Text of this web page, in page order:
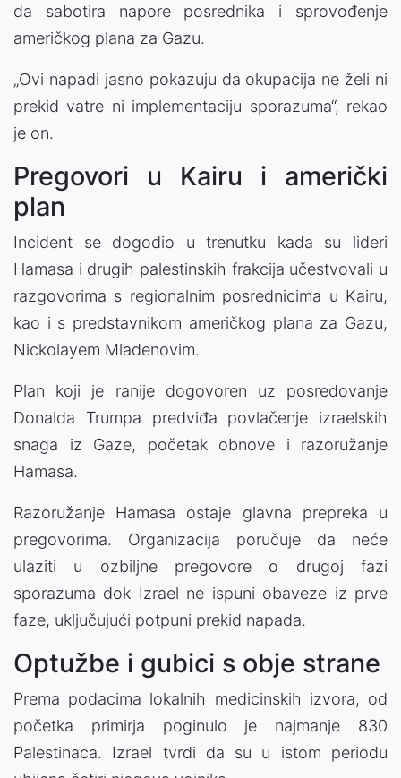
da sabotira napore posrednika i sprovođenje
američkog plana za Gazu.
„Ovi napadi jasno pokazuju da okupacija ne želi ni
prekid vatre ni implementaciju sporazuma“, rekao
je on.
Pregovori u Kairu i američki
plan
Incident se dogodio u trenutku kada su lideri
Hamasa i drugih palestinskih frakcija učestvovali u
razgovorima s regionalnim posrednicima u Kairu,
kao i s predstavnikom američkog plana za Gazu,
Nickolayem Mladenovim.
Plan koji je ranije dogovoren uz posredovanje
Donalda Trumpa predviđa povlačenje izraelskih
snaga iz Gaze, početak obnove i razoružanje
Hamasa.
Razoružanje Hamasa ostaje glavna prepreka u
pregovorima. Organizacija poručuje da neće
ulaziti u ozbiljne pregovore o drugoj fazi
sporazuma dok Izrael ne ispuni obaveze iz prve
faze, uključujući potpuni prekid napada.
Optužbe i gubici s obje strane
Prema podacima lokalnih medicinskih izvora, od
početka primirja poginulo je najmanje 830
Palestinaca. Izrael tvrdi da su u istom periodu